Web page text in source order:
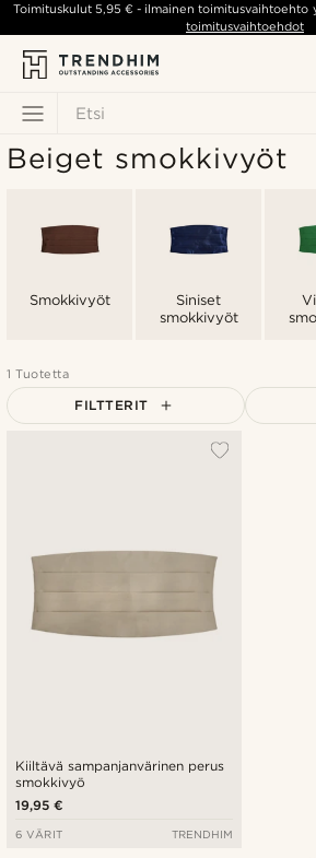
Etsi
Toimituskulut5,95 € - ilmainen toimitusvaihtoehto
toimitusvaihtoehdot
Beiget smokkivyöt
Smokkivyöt
Siniset
smokkivyöt
1 Tuotetta
FILTTERIT
Kiiltävä sampanjanvärinen perus
smokkivyö
19,95 €
6 VÄRIT TRENDHIM